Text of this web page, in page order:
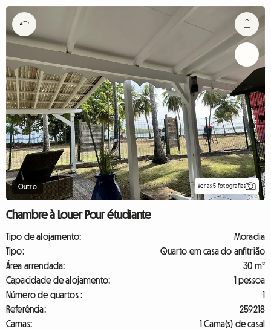
Outro Ver as 5 fotografias
Chambre à Louer Pour étudiante
Tipo de alojamento:
Moradia
Tipo:
Quarto em casa do anfitrião
Área arrendada:
30 m²
Capacidade de alojamento:
1 pessoa
Número de quartos :
1
Referência:
259218
Camas:
1 Cama(s) de casal